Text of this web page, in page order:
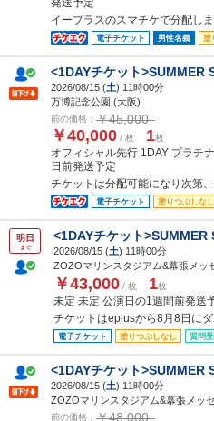
発送予定
イープラスのスマチケで分配し
電子チケット 男性名義 塗
<1DAYチケット>SUMMER
2026/08/15 (土) 11時00分
万博記念公園 (大阪)
前の価格： ￥45,000
￥40,000 / 枚 1枚
オフィシャル先行 1DAY プラチ
日前発送予定
チケットは分配可能になり次第
電子チケット 塗りつぶしなし
明日
まで
<1DAYチケット>SUMMER
2026/08/15 (土) 11時00分
ZOZOマリンスタジアム&幕張メッ
￥43,000 / 枚 1枚
未定 未定 公演日の1週間前発送
チケットはeplusから8月8日にダ
電子チケット 塗りつぶしなし 質問
<1DAYチケット>SUMMER
2026/08/15 (土) 11時00分
ZOZOマリンスタジアム&幕張メッ
前の価格： ￥48,000